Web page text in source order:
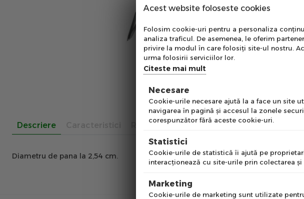
Descriere Recenzii
Diametru de pana la 2,54 cm.
Acest website foloseste cookies
Folosim cookie-uri pentru a personaliza
analiza traficul. De asemenea, le oferim
privire la modul în care folosiți site-ul nostru.
urma folosirii serviciilor lor.
Citeste mai mult
Necesare
Cookie-urile necesare ajută la a face un site
navigarea în pagină şi accesul la zonele
corespunzător fără aceste cookie-uri.
Statistici
Cookie-urile de statistică îi ajută pe
interacţionează cu site-urile prin colectarea
Marketing
Cookie-urile de marketing sunt utilizate
Abonare
Abonează-te la
pentru a primi cele mai noi